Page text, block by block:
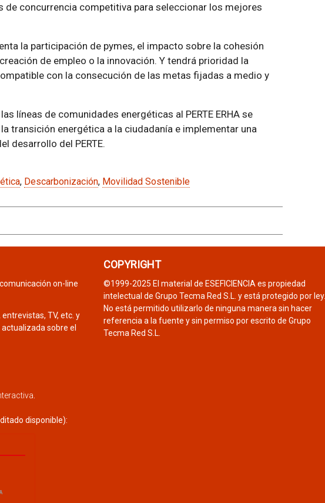
concurrencia competitiva para seleccionar los mejores
la participación de pymes, el impacto sobre la cohesión
de empleo o la innovación. Y tendrá prioridad la
con la consecución de las metas fijadas a medio y
líneas de comunidades energéticas al PERTE ERHA se
transición energética a la ciudadanía e implementar una
desarrollo del PERTE.
, Descarbonización, Movilidad Sostenible
on-line
TV, etc. y
sobre el
disponible):
COPYRIGHT
©1999-2025 El material de ESEFICIENCIA es propiedad
intelectual de Grupo Tecma Red S.L. y está protegido por ley.
No está permitido utilizarlo de ninguna manera sin hacer
referencia a la fuente y sin permiso por escrito de Grupo
Tecma Red S.L.